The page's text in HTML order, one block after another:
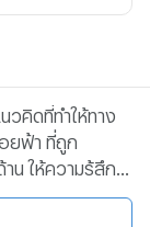
วคิดที่ทำให้ทาง
อยฟ้า ที่ถูก
น ให้ความรู้สึก
ไม่ว่าจะไปช้อปปิ้ง